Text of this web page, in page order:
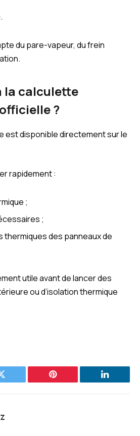
du pare-vapeur, du frein
la calculette
?
est disponible directement sur le
rapidement :
;
;
des panneaux de
utile avant de lancer des
ou d’isolation thermique
Twitter Pinterest LinkedIn